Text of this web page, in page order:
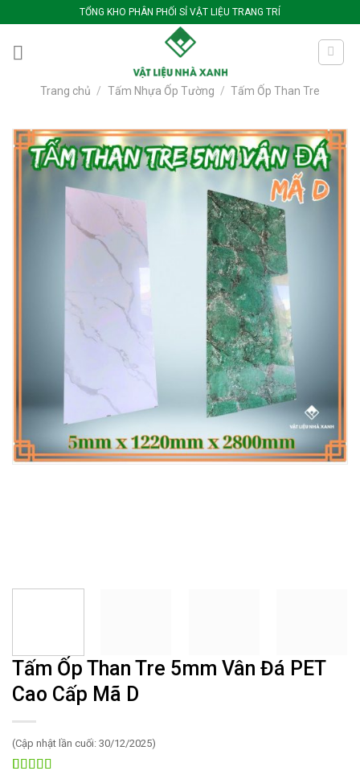
qua
nội
TỔNG KHO PHÂN PHỐI SỈ VẬT LIỆU TRANG TRÍ
Trang chủ / Tấm Nhựa Ốp Tường / Tấm Ốp Than Tre
Tấm Ốp Than Tre 5mm Vân Đá PET
Cao Cấp Mã D
(Cập nhật lần cuối: 30/12/2025)